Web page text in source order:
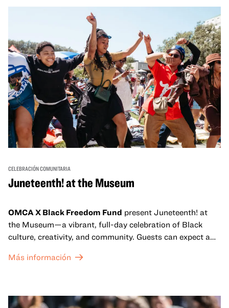
un espacio para que nuestras comunidades AAPI se
reúnan y se eleven mutuamente con círculos de curación
tanto presenciales como virtuales.
CELEBRACIÓN COMUNITARIA
Juneteenth! at the Museum
OMCA X Black Freedom Fund present Juneteenth! at
the Museum—a vibrant, full-day celebration of Black
culture, creativity, and community. Guests can expect a
sets from boundary-pushing artists, delicious offerings
move, make, and connect in celebration of Black culture.
Más información